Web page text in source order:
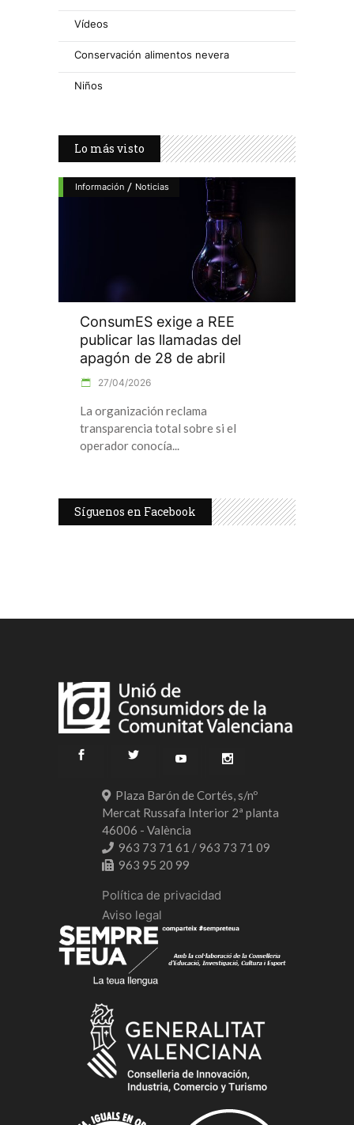
Vídeos
Conservación alimentos nevera
Niños
Lo más visto
Información / Noticias
ConsumES exige a REE
publicar las llamadas del
apagón de 28 de abril
27/04/2026
La organización reclama
transparencia total sobre si el
operador conocía
Síguenos en Facebook
Plaza Barón de Cortés, s/nº
Mercat Russafa Interior 2ª planta
46006 - València
963 73 71 61 / 963 73 71 09
963 95 20 99
Política de privacidad
Aviso legal